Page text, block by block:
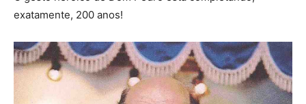
exatamente, 200 anos!